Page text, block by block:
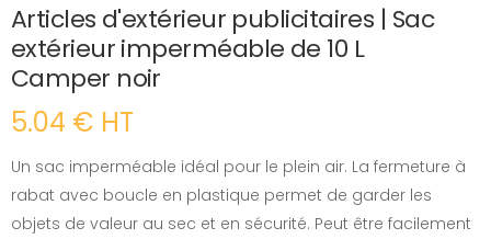
Articles d'extérieur publicitaires | Sac
extérieur imperméable de 10 L
Camper noir
5.04 € HT
Un sac imperméable idéal pour le plein air. La fermeture à
rabat avec boucle en plastique permet de garder les
objets de valeur au sec et en sécurité. Peut être facilement